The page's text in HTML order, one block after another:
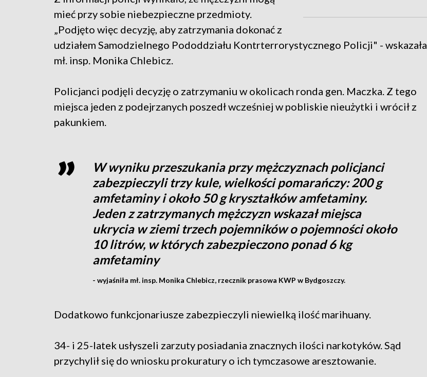
mieć przy sobie niebezpieczne przedmioty.
„Podjęto więc decyzję, aby zatrzymania dokonać z
udziałem Samodzielnego Pododdziału Kontrterrorystycznego Policji" - wskazała
mł. insp. Monika Chlebicz.
Policjanci podjęli decyzję o zatrzymaniu w okolicach ronda gen. Maczka. Z tego
miejsca jeden z podejrzanych poszedł wcześniej w pobliskie nieużytki i wrócił z
pakunkiem.
W wyniku przeszukania przy mężczyznach policjanci
zabezpieczyli trzy kule, wielkości pomarańczy: 200 g
amfetaminy i około 50 g kryształków amfetaminy.
Jeden z zatrzymanych mężczyzn wskazał miejsca
ukrycia w ziemi trzech pojemników o pojemności około
10 litrów, w których zabezpieczono ponad 6 kg
amfetaminy
- wyjaśniła mł. insp. Monika Chlebicz, rzecznik prasowa KWP w Bydgoszczy.
Dodatkowo funkcjonariusze zabezpieczyli niewielką ilość marihuany.
34- i 25-latek usłyszeli zarzuty posiadania znacznych ilości narkotyków. Sąd
przychylił się do wniosku prokuratury o ich tymczasowe aresztowanie.